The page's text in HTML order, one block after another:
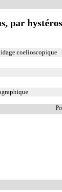
par
coelioscopique